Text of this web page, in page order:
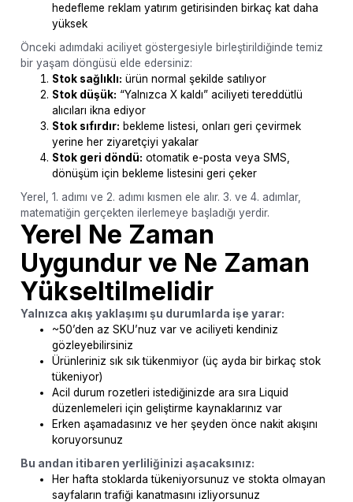
hedefleme reklam yatırım getirisinden birkaç kat daha
yüksek
Önceki adımdaki aciliyet göstergesiyle birleştirildiğinde temiz
bir yaşam döngüsü elde edersiniz:
Stok sağlıklı: ürün normal şekilde satılıyor
Stok düşük: “Yalnızca X kaldı” aciliyeti tereddütlü
alıcıları ikna ediyor
Stok sıfırdır: bekleme listesi, onları geri çevirmek
yerine her ziyaretçiyi yakalar
Stok geri döndü: otomatik e-posta veya SMS,
dönüşüm için bekleme listesini geri çeker
Yerel, 1. adımı ve 2. adımı kısmen ele alır. 3. ve 4. adımlar,
matematiğin gerçekten ilerlemeye başladığı yerdir.
Yerel Ne Zaman
Uygundur ve Ne Zaman
Yükseltilmelidir
Yalnızca akış yaklaşımı şu durumlarda işe yarar:
~50’den az SKU’nuz var ve aciliyeti kendiniz
gözleyebilirsiniz
Ürünleriniz sık sık tükenmiyor (üç ayda bir birkaç stok
tükeniyor)
Acil durum rozetleri istediğinizde ara sıra Liquid
düzenlemeleri için geliştirme kaynaklarınız var
Erken aşamadasınız ve her şeyden önce nakit akışını
koruyorsunuz
Bu andan itibaren yerliliğinizi aşacaksınız:
Her hafta stoklarda tükeniyorsunuz ve stokta olmayan
sayfaların trafiği kanatmasını izliyorsunuz